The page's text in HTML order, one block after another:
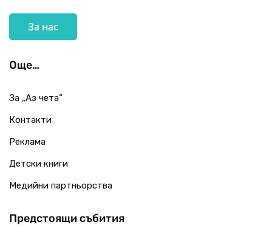
За нас
Още…
За „Аз чета“
Контакти
Реклама
Детски книги
Медийни партньорства
Предстоящи събития